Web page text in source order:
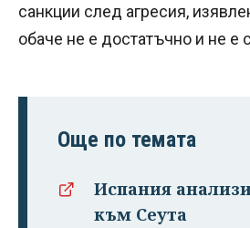
санкции след агресия,
обаче не е достатъчно и не е
Още по темата
Испания
към Сеута